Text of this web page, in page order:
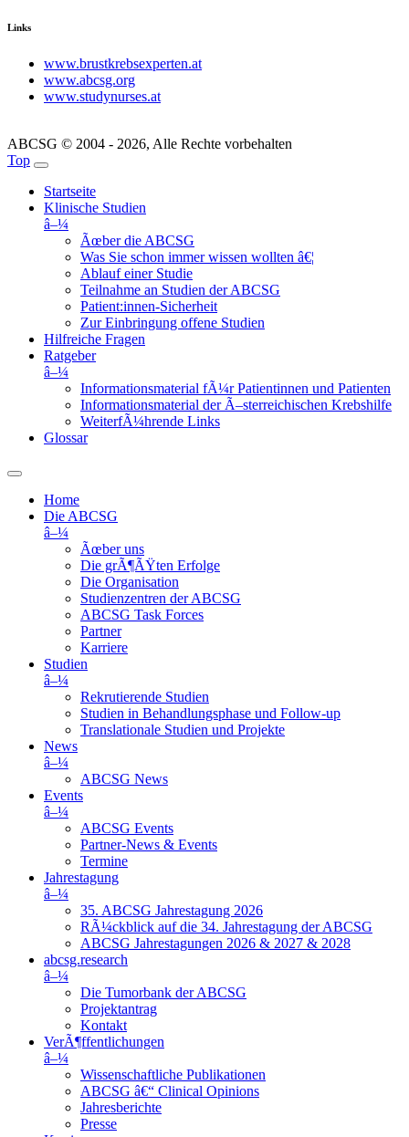
Links
www.brustkrebsexperten.at
www.abcsg.org
www.studynurses.at
ABCSG © 2004 - 2026, Alle Rechte vorbehalten
Top
Startseite
Klinische Studien
â–¼
Ãœber die ABCSG
Was Sie schon immer wissen wollten â€¦
Ablauf einer Studie
Teilnahme an Studien der ABCSG
Patient:innen-Sicherheit
Zur Einbringung offene Studien
Hilfreiche Fragen
Ratgeber
â–¼
Informationsmaterial fÃ¼r Patientinnen und Patienten
Informationsmaterial der Ã–sterreichischen Krebshilfe
WeiterfÃ¼hrende Links
Glossar
Home
Die ABCSG
â–¼
Ãœber uns
Die grÃ¶ÃŸten Erfolge
Die Organisation
Studienzentren der ABCSG
ABCSG Task Forces
Partner
Karriere
Studien
â–¼
Rekrutierende Studien
Studien in Behandlungsphase und Follow-up
Translationale Studien und Projekte
News
â–¼
ABCSG News
Events
â–¼
ABCSG Events
Partner-News & Events
Termine
Jahrestagung
â–¼
35. ABCSG Jahrestagung 2026
RÃ¼ckblick auf die 34. Jahrestagung der ABCSG
ABCSG Jahrestagungen 2026 & 2027 & 2028
abcsg.research
â–¼
Die Tumorbank der ABCSG
Projektantrag
Kontakt
VerÃ¶ffentlichungen
â–¼
Wissenschaftliche Publikationen
ABCSG â€“ Clinical Opinions
Jahresberichte
Presse